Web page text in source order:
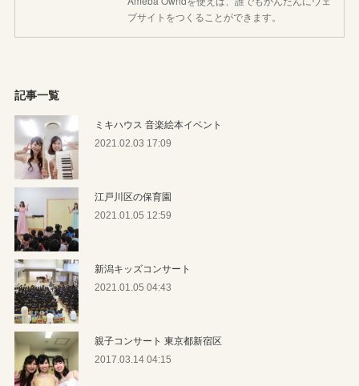
ブサイトをつくることができます。
記事一覧
ミキハウス 音楽絵本イベント
2021.02.03 17:09
江戸川区の保育園
2021.01.05 12:59
新潟キッズコンサート
2021.01.05 04:43
親子コンサート 東京都新宿区
2017.03.14 04:15